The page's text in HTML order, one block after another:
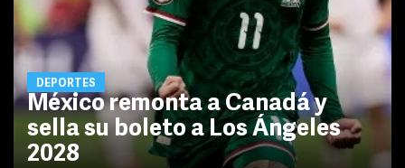
DEPORTES
México remonta a Canadá y
sella su boleto a Los Ángeles
2028